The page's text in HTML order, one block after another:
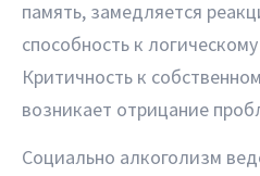
память, замедляется
способность к
Критичность к
возникает отрицание
Социально алкоголизм